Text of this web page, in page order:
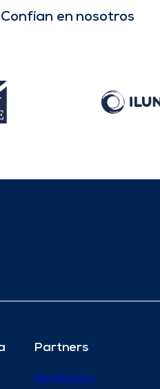
Confían en nosotros
Partners
Distributors